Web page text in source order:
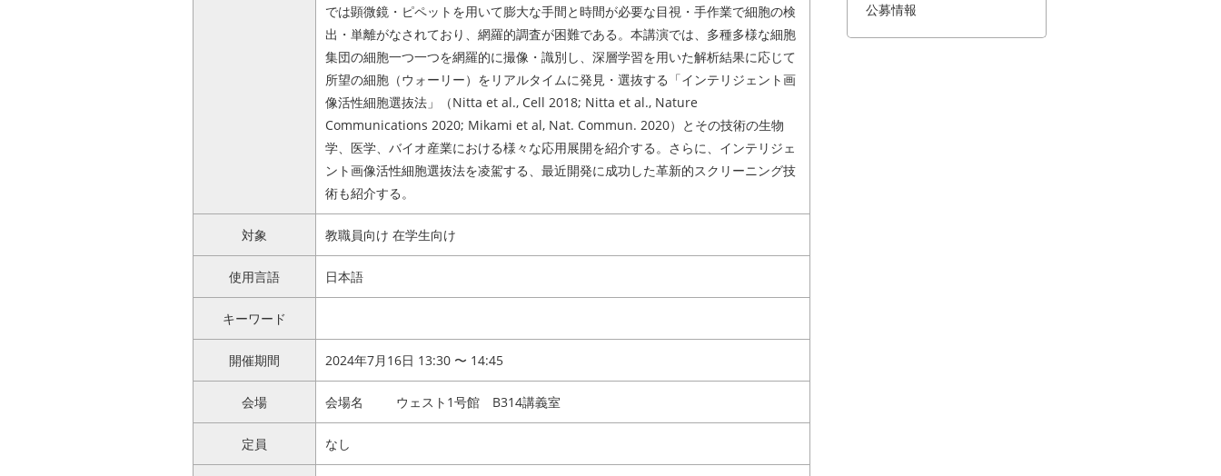
では顕微鏡・ピペットを用いて膨大な手間と時間が必要な目視・手作業で細胞の検
出・単離がなされており、網羅的調査が困難である。本講演では、多種多様な細胞
集団の細胞一つ一つを網羅的に撮像・識別し、深層学習を用いた解析結果に応じて
所望の細胞（ウォーリー）をリアルタイムに発見・選抜する「インテリジェント画
像活性細胞選抜法」（Nitta et al., Cell 2018; Nitta et al., Nature
Communications 2020; Mikami et al, Nat. Commun. 2020）とその技術の生物
学、医学、バイオ産業における様々な応用展開を紹介する。さらに、インテリジェ
ント画像活性細胞選抜法を凌駕する、最近開発に成功した革新的スクリーニング技
術も紹介する。
対象 教職員向け 在学生向け
使用言語 日本語
キーワード
開催期間 2024年7月16日 13:30 〜 14:45
会場 会場名 ウェスト1号館 B314講義室
定員 なし
公募情報